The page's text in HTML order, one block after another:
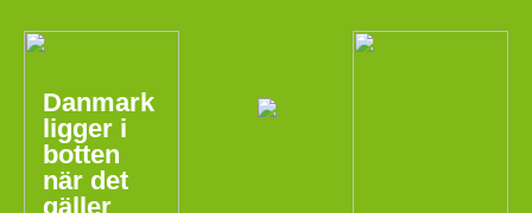
Danmark
ligger i
botten
när det
gäller